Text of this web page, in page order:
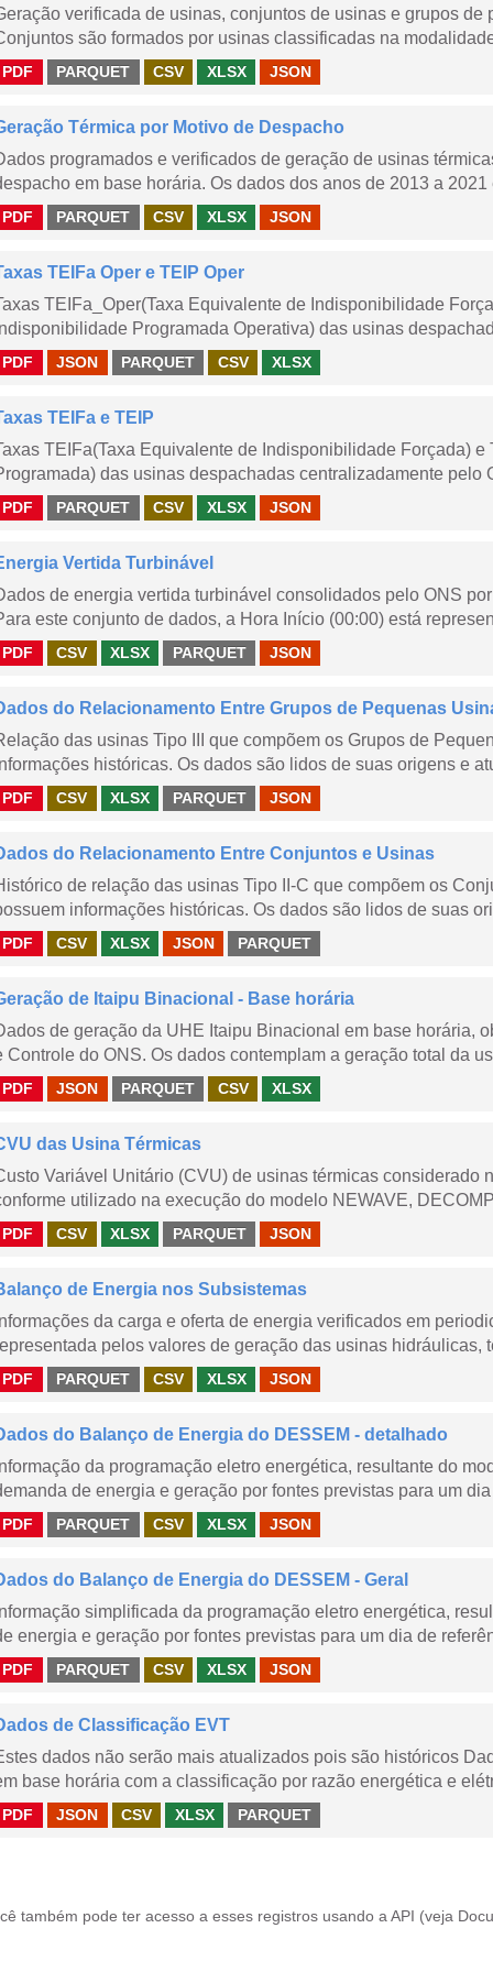
verificada de usinas, conjuntos de usinas e grupos de
são formados por usinas classificadas na
PDF PARQUET CSV XLSX JSON
Térmica por Motivo de Despacho
programados e verificados de geração de usinas
em base horária. Os dados dos anos de 2013 a 2021
PDF PARQUET CSV XLSX JSON
TEIFa Oper e TEIP Oper
TEIFa_Oper(Taxa Equivalente de Indisponibilidade
Programada Operativa) das usinas
PDF JSON PARQUET CSV XLSX
TEIFa e TEIP
TEIFa(Taxa Equivalente de Indisponibilidade Forçada)
das usinas despachadas centralizadamente pelo
PDF PARQUET CSV XLSX JSON
Vertida Turbinável
de energia vertida turbinável consolidados pelo ONS
este conjunto de dados, a Hora Início (00:00) está
PDF CSV XLSX PARQUET JSON
do Relacionamento Entre Grupos de Pequenas
das usinas Tipo III que compõem os Grupos de
históricas. Os dados são lidos de suas origens e
PDF CSV XLSX PARQUET JSON
do Relacionamento Entre Conjuntos e Usinas
de relação das usinas Tipo II-C que compõem os
informações históricas. Os dados são lidos de suas
PDF CSV XLSX JSON PARQUET
de Itaipu Binacional - Base horária
de geração da UHE Itaipu Binacional em base horária,
Controle do ONS. Os dados contemplam a geração total da
PDF JSON PARQUET CSV XLSX
das Usina Térmicas
Variável Unitário (CVU) de usinas térmicas considerado
utilizado na execução do modelo NEWAVE,
PDF CSV XLSX PARQUET JSON
de Energia nos Subsistemas
da carga e oferta de energia verificados em
pelos valores de geração das usinas hidráulicas,
PDF PARQUET CSV XLSX JSON
do Balanço de Energia do DESSEM - detalhado
da programação eletro energética, resultante do
de energia e geração por fontes previstas para um
PDF PARQUET CSV XLSX JSON
do Balanço de Energia do DESSEM - Geral
simplificada da programação eletro energética,
energia e geração por fontes previstas para um dia de
PDF PARQUET CSV XLSX JSON
de Classificação EVT
dados não serão mais atualizados pois são históricos
base horária com a classificação por razão energética e
PDF JSON CSV XLSX PARQUET
também pode ter acesso a esses registros usando a API (veja